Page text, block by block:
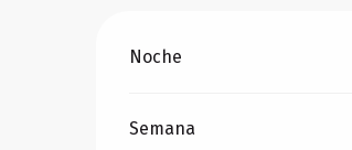
Tarifas 2026
Noche
Semana